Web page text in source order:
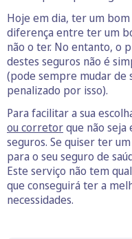
Hoje em dia, ter um
diferença entre ter um
não o ter. No entanto, o
destes seguros não é
(pode sempre mudar de
penalizado por isso).
Para facilitar a sua
ou corretorque não seja
seguros. Se quiser ter
para o seu seguro de
Este serviço não tem
que conseguirá ter a
necessidades.